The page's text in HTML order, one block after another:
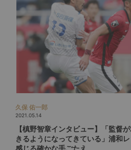
久保 佑一郎
2021.05.14
【槙野智章インタビュー】「監督
きるようになってきている」浦和